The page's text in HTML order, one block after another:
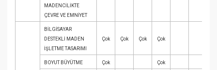
MADENCİLİKTE
ÇEVRE VE EMNİYET
BİLGİSAYAR
DESTEKLİ MADEN
İŞLETME TASARIMI
Çok Çok Çok Çok
BOYUT BÜYÜTME Çok Çok